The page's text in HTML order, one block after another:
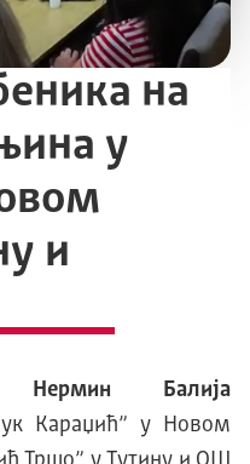
на
у
и
Нермин Балија
Караџић” у Новом